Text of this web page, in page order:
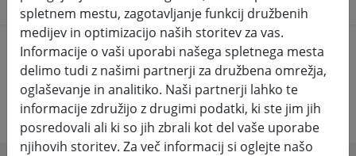
Home Življenje Sveče in svetilke
Sveče in svetilke
spletnem mestu, zagotavljanje funkcij družbenih
medijev in optimizacijo naših storitev za vas.
Informacije o vaši uporabi našega spletnega mesta
delimo tudi z našimi partnerji za družbena omrežja,
oglaševanje in analitiko. Naši partnerji lahko te
informacije združijo z drugimi podatki, ki ste jim jih
posredovali ali ki so jih zbrali kot del vaše uporabe
njihovih storitev. Za več informacij si oglejte našo